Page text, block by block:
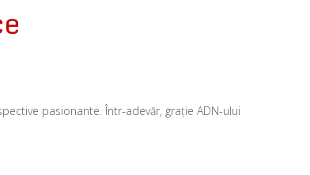
pasionante. Într-adevăr, graţie ADN-ului